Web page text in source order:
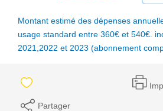
Montant estimé des dépenses
usage standard entre 360€ et 540€.
2021,2022 et 2023 (abonnement
Partager